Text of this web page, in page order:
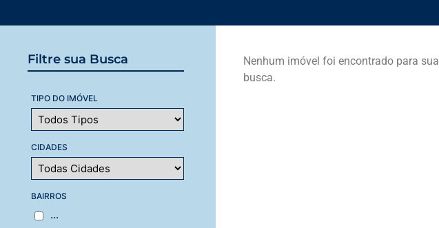
Filtre sua Busca
TIPO DO IMÓVEL
CIDADES
BAIRROS
...
Nenhum imóvel foi encontrado para sua
busca.